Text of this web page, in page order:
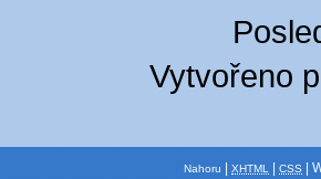
Vytvořeno
Nahoru XHTML CSS |